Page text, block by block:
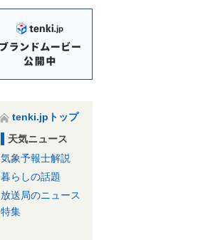
tenki.jpトップ
天気ニュース
気象予報士解説
暮らしの話題
放送局のニュース
特集